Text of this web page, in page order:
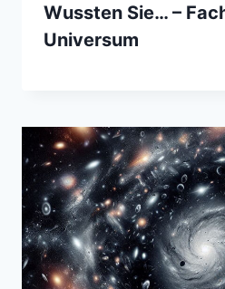
Wussten Sie… –
Universum